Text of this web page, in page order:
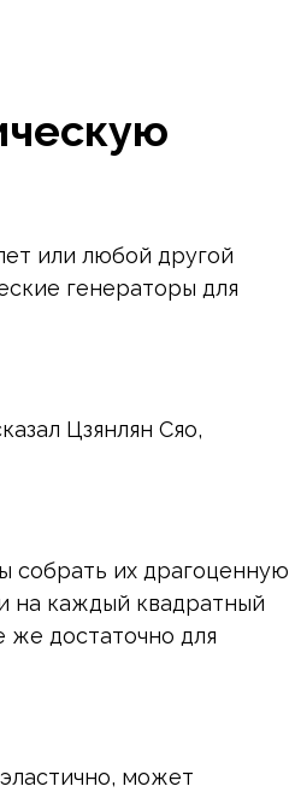
или любой другой
генераторы для
Цзянлян Сяо,
собрать их драгоценную
на каждый квадратный
достаточно для
может